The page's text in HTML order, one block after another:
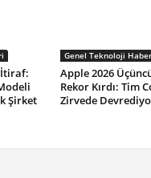
Şirket
Genel Teknoloji
Apple 2026
Rekor Kırdı: Tim
Zirvede